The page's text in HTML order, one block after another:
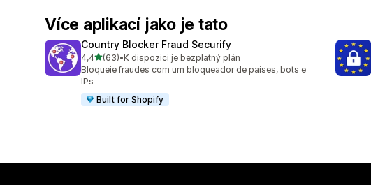
Více aplikací jako je tato
Country Blocker Fraud Securify
4,4z 5 hvězd
(63)
Celkový počet recenzí: 63
•K dispozici je bezplatný plán
Bloqueie fraudes com um bloqueador de países, bots e
IPs
Built for Shopify